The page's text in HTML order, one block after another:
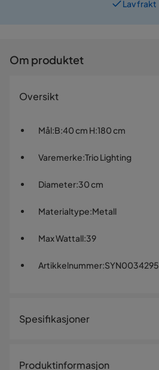
Lav frakt
Om produktet
Oversikt
Mål:B:40 cm H:180 cm
Varemerke:Trio Lighting
Diameter:30 cm
Materialtype:Metall
Max Wattall:39
Artikkelnummer:SYN0034295
Spesifikasjoner
Produktinformasjon